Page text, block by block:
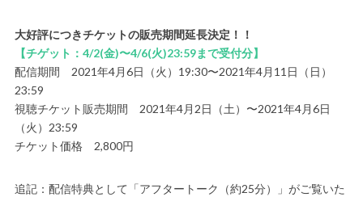
大好評につきチケットの販売期間延長決定！！
【チゲット：4/2(金)〜4/6(火)23:59まで受付分】
配信期間 2021年4月6日（火）19:30〜2021年4月11日（日）
23:59
視聴チケット販売期間 2021年4月2日（土）〜2021年4月6日
（火）23:59
チケット価格 2,800円
追記：配信特典として「アフタートーク（約25分）」がご覧いた